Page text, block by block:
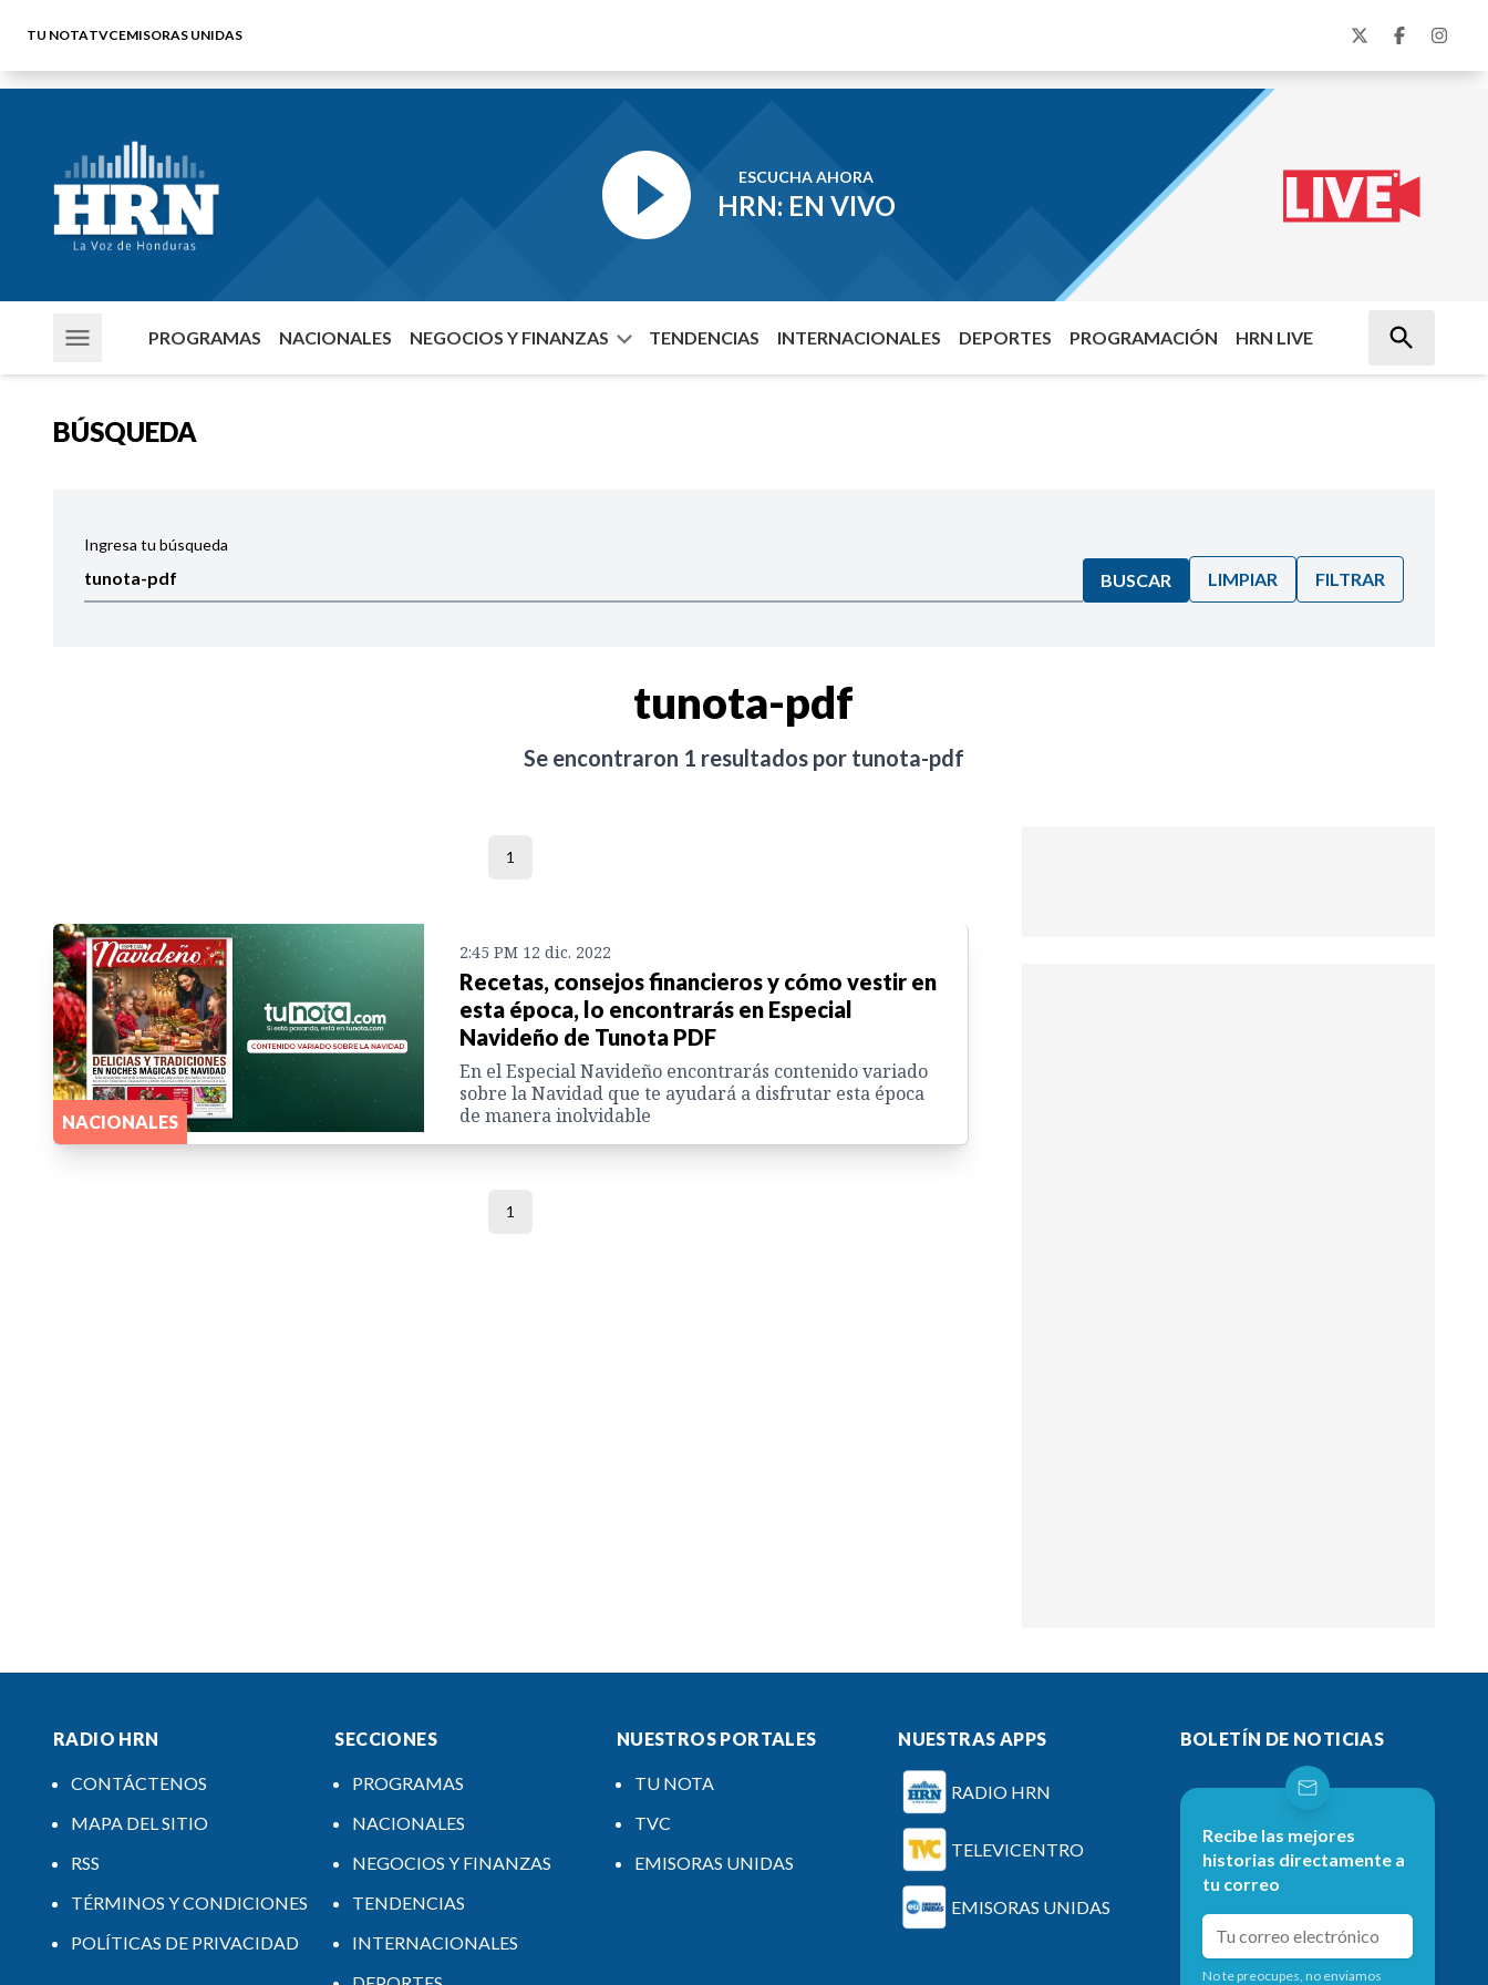
TU NOTATVCEMISORAS UNIDAS
ESCUCHA AHORA
HRN: EN VIVO
PROGRAMAS NACIONALES NEGOCIOS Y FINANZAS TENDENCIAS INTERNACIONALES DEPORTES PROGRAMACIÓN HRN LIVE
BÚSQUEDA
Ingresa tu búsqueda
BUSCAR LIMPIAR FILTRAR
tunota-pdf
Se encontraron 1 resultados por tunota-pdf
1
NACIONALES
2:45 PM 12 dic. 2022
Recetas, consejos financieros y cómo vestir en
esta época, lo encontrarás en Especial
Navideño de Tunota PDF
En el Especial Navideño encontrarás contenido variado
sobre la Navidad que te ayudará a disfrutar esta época
de manera inolvidable
1
RADIO HRN
CONTÁCTENOS
MAPA DEL SITIO
RSS
TÉRMINOS Y CONDICIONES
POLÍTICAS DE PRIVACIDAD
SECCIONES
PROGRAMAS
NACIONALES
NEGOCIOS Y FINANZAS
TENDENCIAS
INTERNACIONALES
NUESTROS PORTALES
TU NOTA
TVC
EMISORAS UNIDAS
NUESTRAS APPS
RADIO HRN
TELEVICENTRO
EMISORAS UNIDAS
BOLETÍN DE NOTICIAS
Recibe las mejores
historias directamente a
tu correo
No te preocupes, no enviamos